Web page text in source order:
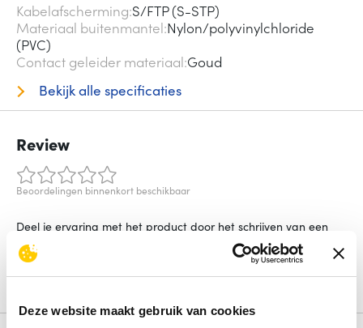
Deze website maakt gebruik van cookies
Kabelafscherming S/FTP (S-STP)
Materiaal buitenmantel Nylon/polyvinylchloride
(PVC)
Contact geleider materiaal Goud
Bekijk alle specificaties
Review
Beoordelingen binnenkort beschikbaar
Deel je ervaring met het product door het schrijven van een
Schrijf een review